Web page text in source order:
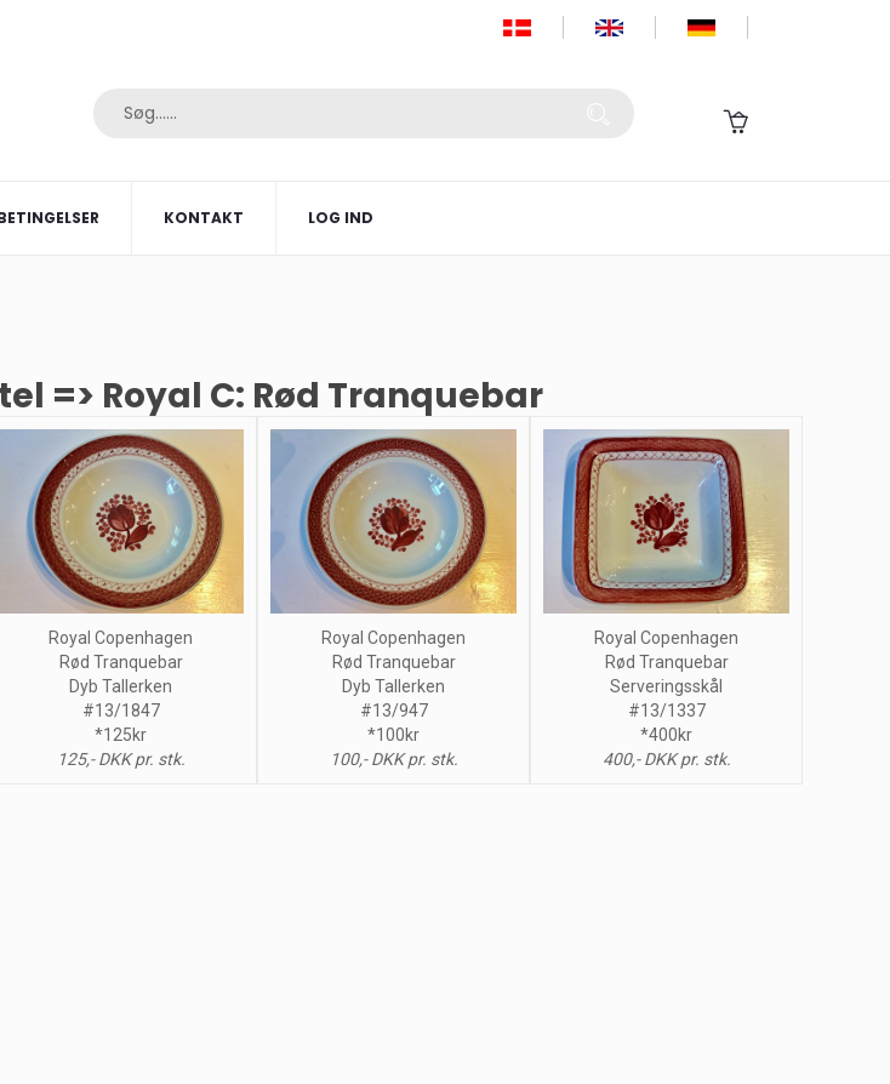
KONTAKT LOG IND
=> Royal C: Rød Tranquebar
Royal Copenhagen
Rød Tranquebar
Dyb Tallerken
#13/1847
*125kr
125,- DKK pr. stk.
Royal Copenhagen
Rød Tranquebar
Dyb Tallerken
#13/947
*100kr
100,- DKK pr. stk.
Royal Copenhagen
Rød Tranquebar
Serveringsskål
#13/1337
*400kr
400,- DKK pr. stk.